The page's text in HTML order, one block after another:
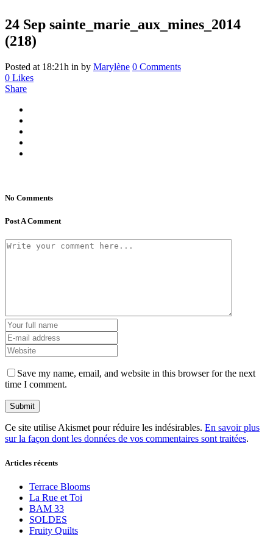
24 Sep sainte_marie_aux_mines_2014
(218)
Posted at 18:21h in by Marylène 0 Comments
0 Likes
Share
No Comments
Post A Comment
Save my name, email, and website in this browser for the next
time I comment.
Ce site utilise Akismet pour réduire les indésirables. En savoir plus
sur la façon dont les données de vos commentaires sont traitées.
Articles récents
Terrace Blooms
La Rue et Toi
BAM 33
SOLDES
Fruity Quilts